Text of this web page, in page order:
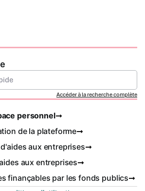
Accéder à la recherche complète
personnel
de la plateforme
aux entreprises
aux entreprises
finançables par les fonds publics